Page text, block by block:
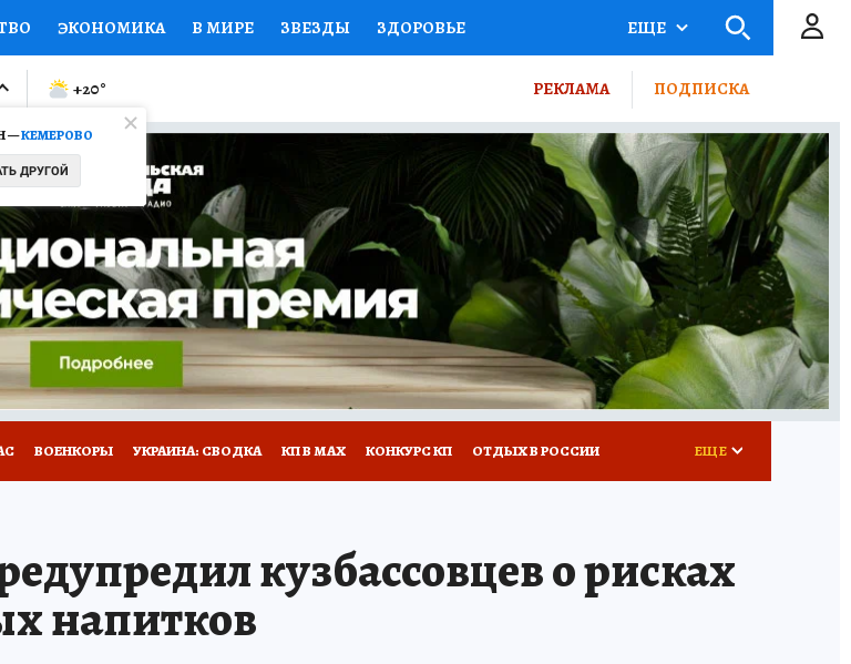
ЭКОНОМИКА В МИРЕ ЗВЕЗДЫ ЗДОРОВЬЕ
Я ЗНАЮ СЕМЬЯ ЖЕНСКИЕ СЕКРЕТЫ ПУТЕВОДИТЕЛЬ
СЕРИАЛЫ СПЕЦПРОЕКТЫ ДЕФИЦИТ ЖЕЛЕЗА ТУРИЗМ
РАБОТА У НАС ГИД ПОТРЕБИТЕЛЯ ВСЕ О КП РАДИО КП
ЕЩЕ
—КЕМЕРОВО
ДРУГОЙ
+20° РЕКЛАМА ПОДПИСКА
ВОЕНКОРЫ УКРАИНА: СВОДКА КП В МАХ КОНКУРС КП ОТДЫХ В РОССИИ ЕЩЕ
кузбассовцев о рисках
напитков